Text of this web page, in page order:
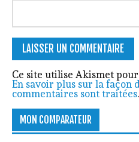
Ce site utilise Akismet
En savoir plus sur la façon
commentaires sont traitées.
MON COMPARATEUR